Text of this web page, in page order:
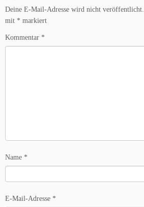
Deine E-Mail-Adresse wird nicht veröffentlicht.
mit * markiert
Kommentar *
Name *
E-Mail-Adresse *